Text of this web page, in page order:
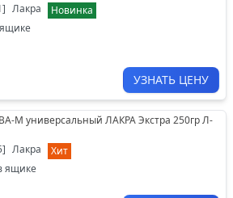
] Лакра
Новинка
УЗНАТЬ ЦЕНУ
М универсальный ЛАКРА Экстра 250гр Л-
] Лакра
Хит
ящике